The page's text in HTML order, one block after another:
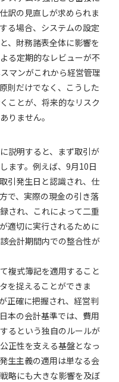
訳の見直しが求められま
る場合、システムの設定
、財務諸表全体に影響を
る定期的なレビューが不
マンがこれから経営管理
則だけでなく、こうした
ことが、将来的なリスク
りません。
説明すると、まず取引が
ます。例えば、9月10日
引発生日と認識され、仕
で、実際の現金の引き落
され、これによって二重
適切に実行されるために
会計期間内での整合性が
複式簿記を適用すること
を捉えることができま
正確に把握され、経営判
本の会計基準では、費用
るという独自のルールが
正性を支える基盤となっ
生主義の適用は単なる会
略にも大きな影響を及ぼ